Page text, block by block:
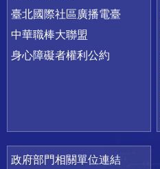
臺北國際社區廣播電臺
中華職棒大聯盟
身心障礙者權利公約
政府部門相關單位連結